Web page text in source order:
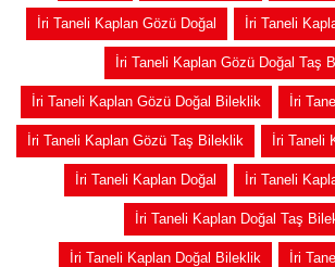
İri Taneli Kaplan Gözü Doğal İri Taneli
İri Taneli Kaplan Gözü Doğal Taş
İri Taneli Kaplan Gözü Doğal Bileklik İri
İri Taneli Kaplan Gözü Taş Bileklik İri Taneli
İri Taneli Kaplan Doğal İri Taneli
İri Taneli Kaplan Doğal Taş
İri Taneli Kaplan Doğal Bileklik İri